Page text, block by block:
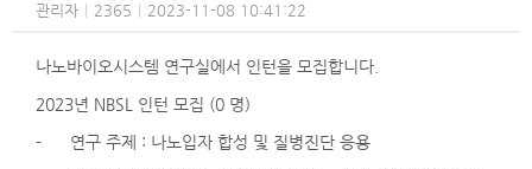
관리자 2365 2023-11-08 10:41:22
나노바이오시스템 연구실에서 인턴을 모집합니다.
2023년 NBSL 인턴 모집 (0 명)
- 연구 주제 : 나노입자 합성 및 질병진단 응용